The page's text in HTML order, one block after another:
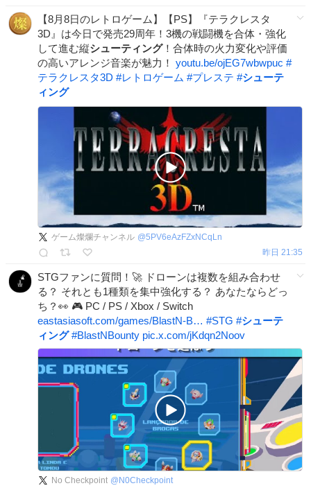
【8月8日のレトロゲーム】【PS】『テラクレスタ
3D』は今日で発売29周年！3機の戦闘機を合体・強化
して進む縦シューティング！合体時の火力変化や評価
の高いアレンジ音楽が魅力！ youtu.be/ojEG7wbwpuc #
テラクレスタ3D #レトロゲーム #プレステ #シューテ
ィング
ゲーム燦爛チャンネル @5PV6eAzFZxNCqLn
昨日 21:35
STGファンに質問！🚀 ドローンは複数を組み合わせ
る？ それとも1種類を集中強化する？ あなたならどっ
ち？👀 🎮 PC / PS / Xbox / Switch
eastasiasoft.com/games/BlastN-B… #STG #シューテ
ィング #BlastNBounty pic.x.com/jKdqn2Noov
No Checkpoint @ N0Checkpoint